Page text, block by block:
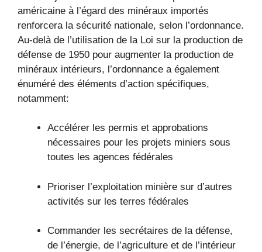
américaine à l’égard des minéraux importés
renforcera la sécurité nationale, selon l’ordonnance.
Au-delà de l’utilisation de la Loi sur la production de
défense de 1950 pour augmenter la production de
minéraux intérieurs, l’ordonnance a également
énuméré des éléments d’action spécifiques,
notamment:
Accélérer les permis et approbations
nécessaires pour les projets miniers sous
toutes les agences fédérales
Prioriser l’exploitation minière sur d’autres
activités sur les terres fédérales
Commander les secrétaires de la défense,
de l’énergie, de l’agriculture et de l’intérieur